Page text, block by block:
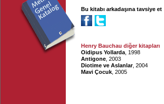
Bu kitabı arkadaşına tavsiye et
Henry Bauchau diğer kitapları
Oidipus Yollarda , 1998
Antigone , 2003
Diotime ve Aslanlar, 2004
Mavi Çocuk , 2005